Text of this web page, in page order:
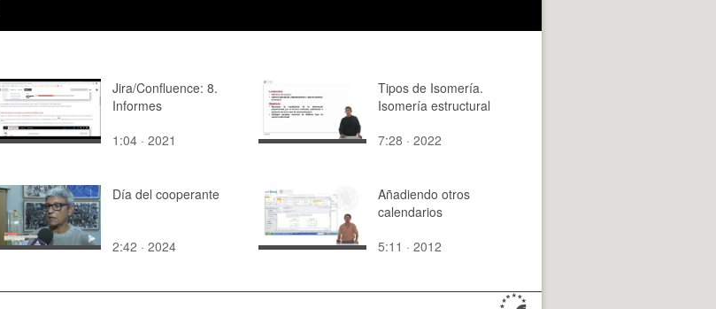
Jira/Confluence: 8.
Informes
1:04 · 2021
Tipos de Isomería.
Isomería estructural
7:28 · 2022
Día del cooperante
2:42 · 2024
Añadiendo otros
calendarios
5:11 · 2012